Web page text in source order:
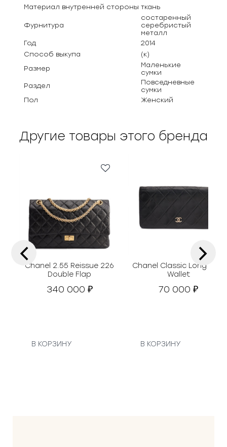
Материал внутренней стороны ткань
Фурнитура
состаренный
серебристый
металл
Год
2014
Способ выкупа
(к)
Размер
Маленькие
сумки
Раздел
Повседневные
сумки
Пол
Женский
Другие товары этого бренда
Chanel 2.55 Reissue 226
Double Flap
340 000 ₽
В КОРЗИНУ
Chanel Classic Long Flap
Wallet
70 000₽
В КОРЗИНУ
‹ ›